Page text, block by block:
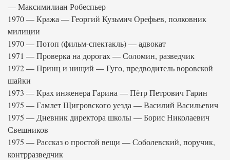
— Максимилиан Робеспьер
1970 — Кража — Георгий Кузьмич Орефьев, полковник
милиции
1970 — Потоп (фильм-спектакль) — адвокат
1971 — Проверка на дорогах — Соломин, разведчик
1972 — Принц и нищий — Гуго, предводитель воровской
шайки
1973 — Крах инженера Гарина — Пётр Петрович Гарин
1975 — Гамлет Щигровского уезда — Василий Васильевич
1975 — Дневник директора школы — Борис Николаевич
Свешников
1975 — Рассказ о простой вещи — Соболевский, поручик,
контрразведчик